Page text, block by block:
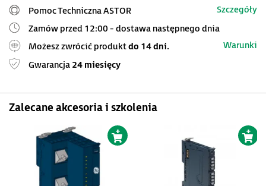
Pomoc Techniczna ASTOR
Szczegóły
Zamów przed 12:00 - dostawa następnego dnia
Możesz zwrócić produktdo 14 dni.
Warunki
Gwarancja 24 miesięcy
Zalecane akcesoria i szkolenia